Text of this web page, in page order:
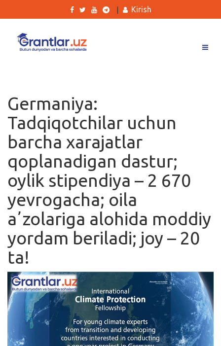
Ishlar
Kurslar
Blog
Yana
Qidirish
Kirish
Kirish
Germaniya:
Tadqiqotchilar uchun
barcha xarajatlar
qoplanadigan dastur;
oylik stipendiya – 2 670
yevrogacha; oila
aʼzolariga alohida moddiy
yordam beriladi; joy – 20
ta!